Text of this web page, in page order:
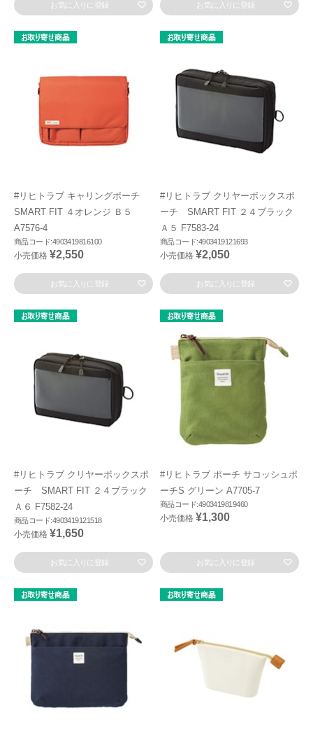
お気に入りに登録 お気に入りに登録
#リヒトラブ キャリングポーチ
SMART FIT ４オレンジ Ｂ５
A7576-4
商品コード:4903419816100
小売価格 ¥2,550
お気に入りに登録
#リヒトラブ クリヤーボックスポ
ーチ SMART FIT ２４ブラック
Ａ５ F7583-24
商品コード:4903419121693
小売価格 ¥2,050
お気に入りに登録
#リヒトラブ クリヤーボックスポ
ーチ SMART FIT ２４ブラック
Ａ６ F7582-24
商品コード:4903419121518
小売価格 ¥1,650
お気に入りに登録
#リヒトラブ ポーチ サコッシュポ
ーチS グリーン A7705-7
商品コード:4903419819460
小売価格 ¥1,300
お気に入りに登録